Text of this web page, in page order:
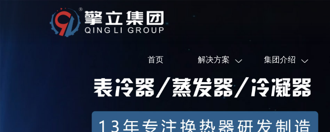
首页 解决方案 集团介绍